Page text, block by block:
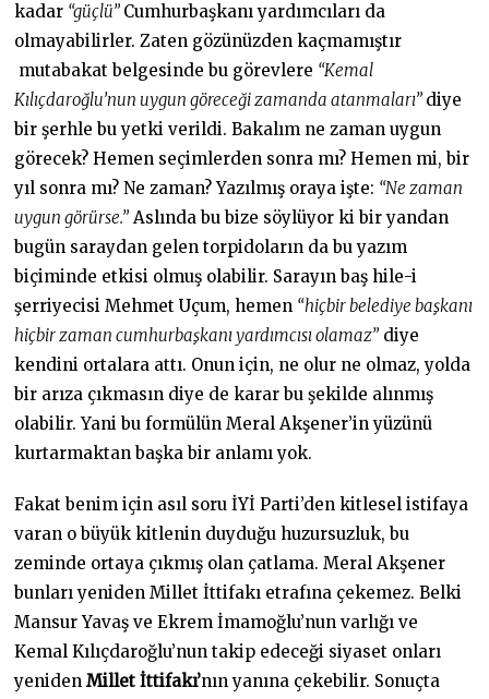
kadar “güçlü” Cumhurbaşkanı yardımcıları da
olmayabilirler. Zaten gözünüzden kaçmamıştır
mutabakat belgesinde bu görevlere “Kemal
Kılıçdaroğlu’nun uygun göreceği zamanda atanmaları” diye
bir şerhle bu yetki verildi. Bakalım ne zaman uygun
görecek? Hemen seçimlerden sonra mı? Hemen mi, bir
yıl sonra mı? Ne zaman? Yazılmış oraya işte: “Ne zaman
uygun görürse.” Aslında bu bize söylüyor ki bir yandan
bugün saraydan gelen torpidoların da bu yazım
biçiminde etkisi olmuş olabilir. Sarayın baş hile-i
şerriyecisi Mehmet Uçum, hemen “hiçbir belediye başkanı
hiçbir zaman cumhurbaşkanı yardımcısı olamaz” diye
kendini ortalara attı. Onun için, ne olur ne olmaz, yolda
bir arıza çıkmasın diye de karar bu şekilde alınmış
olabilir. Yani bu formülün Meral Akşener’in yüzünü
kurtarmaktan başka bir anlamı yok.
Fakat benim için asıl soru İYİ Parti’den kitlesel istifaya
varan o büyük kitlenin duyduğu huzursuzluk, bu
zeminde ortaya çıkmış olan çatlama. Meral Akşener
bunları yeniden Millet İttifakı etrafına çekemez. Belki
Mansur Yavaş ve Ekrem İmamoğlu’nun varlığı ve
Kemal Kılıçdaroğlu’nun takip edeceği siyaset onları
yenidenMillet İttifakı’nın yanına çekebilir. Sonuçta